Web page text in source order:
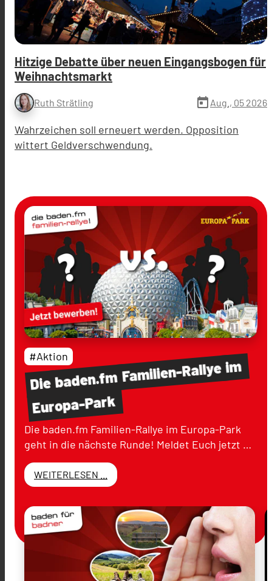
Hitzige Debatte über neuen Eingangsbogen für
Weihnachtsmarkt
Ruth Strätling today Aug., 05 2026
Wahrzeichen soll erneuert werden. Opposition
wittert Geldverschwendung.
Diebaden.fmFamilien-Rallyeim
Europa-Park
#Aktion
Die baden.fm Familien-Rallye im Europa-Park
geht in die nächste Runde! Meldet Euch jetzt …
WEITERLESEN ...